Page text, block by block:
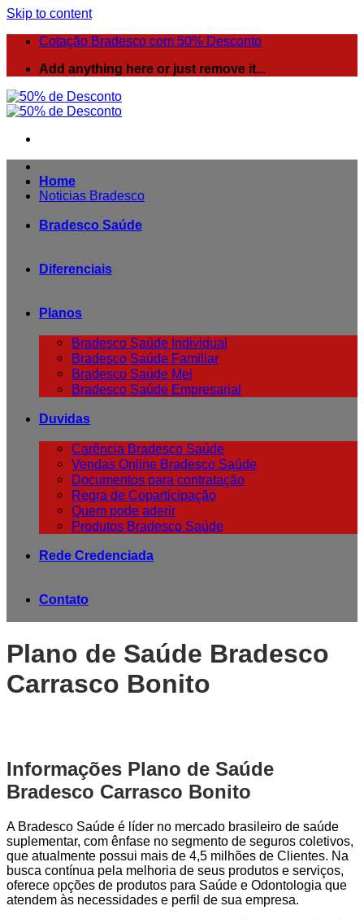
Skip to content
Cotação Bradesco com 50% Desconto
Add anything here or just remove it...
Noticias Bradesco
Home
Bradesco Saúde
Diferenciais
Planos
Bradesco Saúde Individual
Bradesco Saúde Familiar
Bradesco Saúde Mei
Bradesco Saúde Empresarial
Duvidas
Carência Bradesco Saúde
Vendas Online Bradesco Saúde
Documentos para contratação
Regra de Coparticipação
Quem pode aderir
Produtos Bradesco Saúde
Rede Credenciada
Contato
Plano de Saúde Bradesco
Carrasco Bonito
Informações Plano de Saúde
Bradesco Carrasco Bonito
A Bradesco Saúde é líder no mercado brasileiro de saúde
suplementar, com ênfase no segmento de seguros coletivos,
que atualmente possui mais de 4,5 milhões de Clientes. Na
busca contínua pela melhoria de seus produtos e serviços,
oferece opções de produtos para Saúde e Odontologia que
atendem às necessidades e perfil de sua empresa.